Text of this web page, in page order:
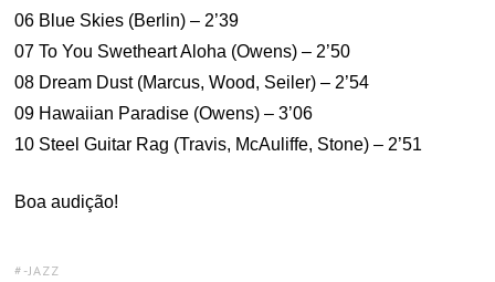
06 Blue Skies (Berlin) – 2’39
07 To You Swetheart Aloha (Owens) – 2’50
08 Dream Dust (Marcus, Wood, Seiler) – 2’54
09 Hawaiian Paradise (Owens) – 3’06
10 Steel Guitar Rag (Travis, McAuliffe, Stone) – 2’51
Boa audição!
TAGS:
-JAZZ